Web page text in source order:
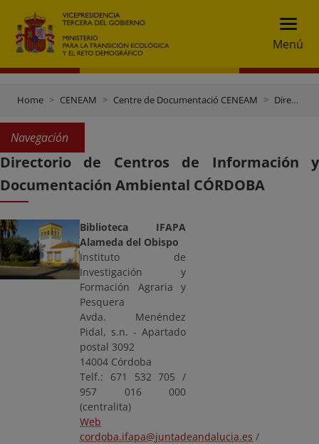
Menú
Home CENEAM Centre de Documentació CENEAM Directori Centres de documentació
Navegación
Directorio de Centros de Información y
Documentación Ambiental CÓRDOBA
Biblioteca IFAPA
Alameda del Obispo
Instituto de
Investigación y
Formación Agraria y
Pesquera
Avda. Menéndez
Pidal, s.n. - Apartado
postal 3092
14004 Córdoba
Telf.: 671 532 705 /
957 016 000
(centralita)
Web
cordoba.ifapa@juntadeandalucia.es /